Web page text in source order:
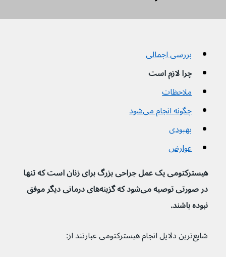
بررسی اجمالی
چرا لازم است
ملاحظات
چگونه انجام می‌شود
بهبودی
عوارض
هیسترکتومی یک عمل جراحی بزرگ برای زنان است که تنها
در صورتی توصیه می‌شود که گزینه‌های درمانی دیگر موفق
نبوده باشند.
شایع‌ترین دلایل انجام هیسترکتومی عبارتند از: